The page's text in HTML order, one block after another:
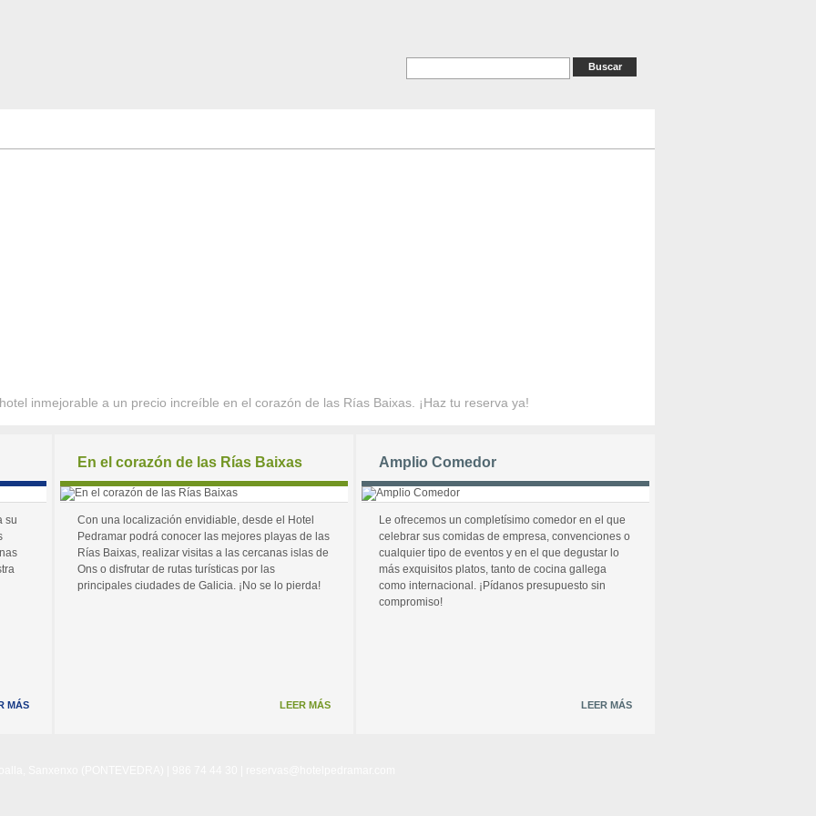
inmejorable a un precio increíble en el corazón de las Rías Baixas. ¡Haz tu reserva ya!
su
MÁS
En el corazón de las Rías Baixas
Con una localización envidiable, desde el Hotel
Pedramar podrá conocer las mejores playas de las
Rías Baixas, realizar visitas a las cercanas islas de
Ons o disfrutar de rutas turísticas por las
principales ciudades de Galicia. ¡No se lo pierda!
LEER MÁS
Amplio Comedor
Le ofrecemos un completísimo comedor en el que
celebrar sus comidas de empresa, convenciones o
cualquier tipo de eventos y en el que degustar lo
más exquisitos platos, tanto de cocina gallega
como internacional. ¡Pídanos presupuesto sin
compromiso!
LEER MÁS